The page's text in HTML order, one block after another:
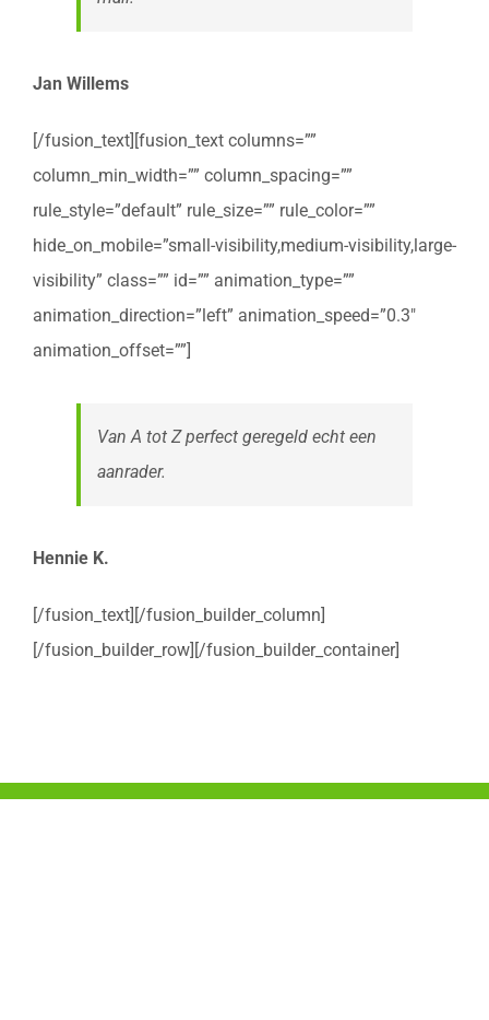
Jan Willems
[/fusion_text][fusion_text columns=””
column_min_width=”” column_spacing=””
rule_style=”default” rule_size=”” rule_color=””
hide_on_mobile=”small-visibility,medium-visibility,large-
visibility” class=”” id=”” animation_type=””
animation_direction=”left” animation_speed=”0.3″
animation_offset=””]
Van A tot Z perfect geregeld echt een
aanrader.
Hennie K.
[/fusion_text][/fusion_builder_column]
[/fusion_builder_row][/fusion_builder_container]